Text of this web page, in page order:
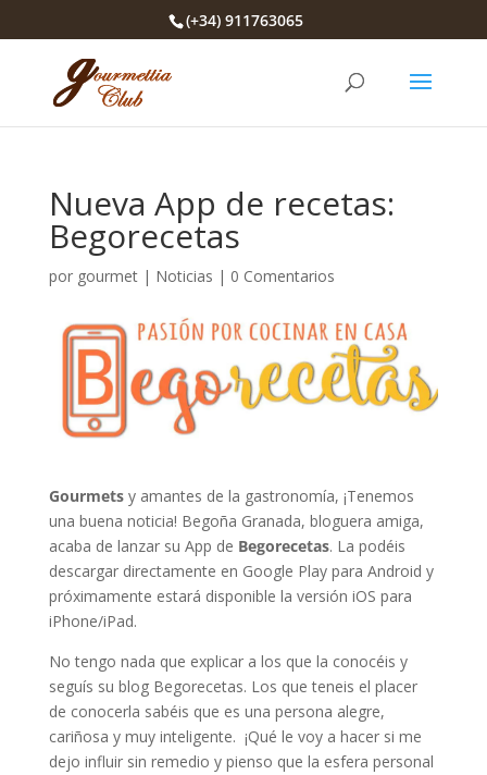
(+34) 911763065
Nueva App de recetas:
Begorecetas
por gourmet| Noticias | 0 Comentarios
Gourmetsy amantes de la gastronomía, ¡Tenemos
una buena noticia! Begoña Granada, bloguera amiga,
acaba de lanzar su App de Begorecetas. La podéis
descargar directamente en Google Play para Android y
próximamente estará disponible la versión iOS para
iPhone/iPad.
No tengo nada que explicar a los que la conocéis y
seguís su blog Begorecetas. Los que teneis el placer
de conocerla sabéis que es una persona alegre,
cariñosa y muy inteligente. ¡Qué le voy a hacer si me
dejo influir sin remedio y pienso que la esfera personal